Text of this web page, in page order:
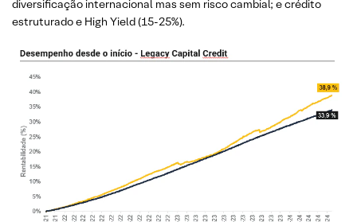
diversificação internacional mas sem risco cambial; e crédito
estruturado e High Yield (15-25%).